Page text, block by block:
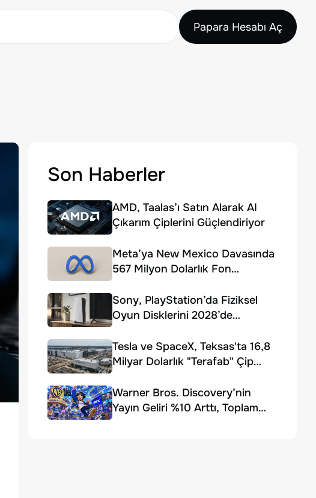
Papara Hesabı Aç
Son Haberler
AMD, Taalas’ı Satın Alarak AI
Çıkarım Çiplerini Güçlendiriyor
Meta’ya New Mexico Davasında
567 Milyon Dolarlık Fon
Sony, PlayStation’da Fiziksel
Oyun Disklerini 2028’de
Tesla ve SpaceX, Teksas'ta 16,8
Milyar Dolarlık "Terafab" Çip
Warner Bros. Discovery’nin
Yayın Geliri %10 Arttı, Toplam